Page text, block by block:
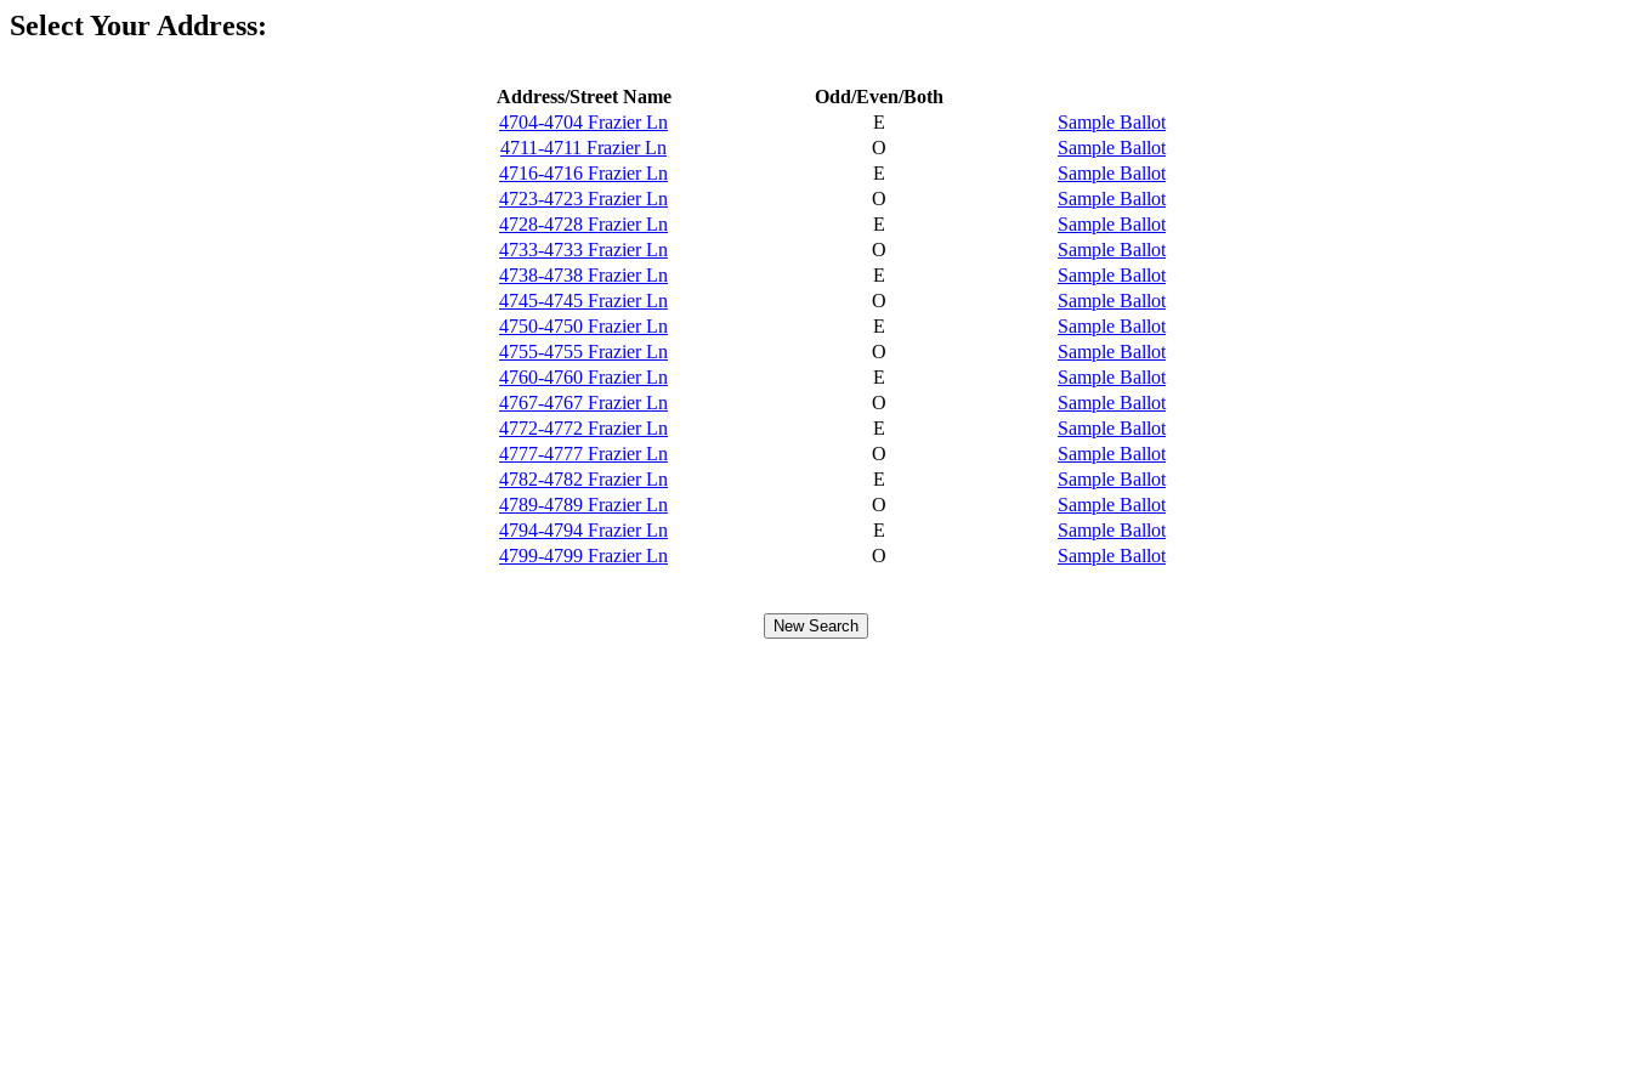
Select Your Address:
Address/Street Name
Odd/Even/Both
4704-4704 Frazier Ln
E
Sample Ballot
4711-4711 Frazier Ln
O
Sample Ballot
4716-4716 Frazier Ln
E
Sample Ballot
4723-4723 Frazier Ln
O
Sample Ballot
4728-4728 Frazier Ln
E
Sample Ballot
4733-4733 Frazier Ln
O
Sample Ballot
4738-4738 Frazier Ln
E
Sample Ballot
4745-4745 Frazier Ln
O
Sample Ballot
4750-4750 Frazier Ln
E
Sample Ballot
4755-4755 Frazier Ln
O
Sample Ballot
4760-4760 Frazier Ln
E
Sample Ballot
4767-4767 Frazier Ln
O
Sample Ballot
4772-4772 Frazier Ln
E
Sample Ballot
4777-4777 Frazier Ln
O
Sample Ballot
4782-4782 Frazier Ln
E
Sample Ballot
4789-4789 Frazier Ln
O
Sample Ballot
4794-4794 Frazier Ln
E
Sample Ballot
4799-4799 Frazier Ln
O Sample Ballot